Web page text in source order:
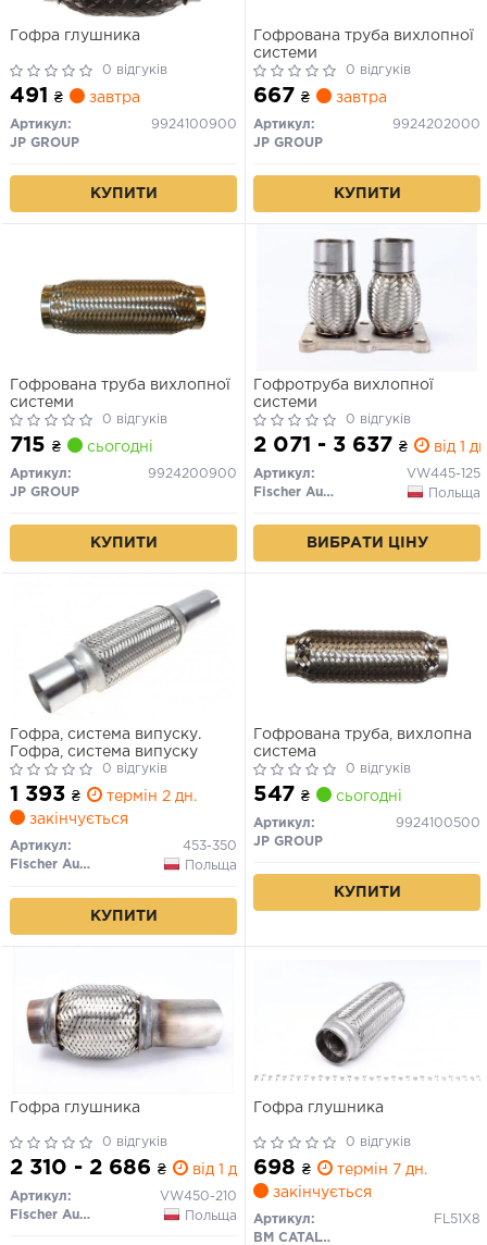
Гофра глушника
0 відгуків
491 ₴ завтра
Артикул:
9924100900
JP GROUP
КУПИТИ
Гофрована труба вихлопної
системи
0 відгуків
667 ₴ завтра
Артикул:
9924202000
JP GROUP
КУПИТИ
Гофрована труба вихлопної
системи
0 відгуків
715 ₴ сьогодні
Артикул:
9924200900
JP GROUP
КУПИТИ
Гофротруба вихлопної
системи
0 відгуків
2 071 - 3 637 ₴ від 1
Артикул:
VW445-125
Fischer Automotive One (FA1)
Польща
ВИБРАТИ ЦІНУ
Гофра, система випуску.
Гофра, система випуску
0 відгуків
1 393 ₴
термін 2 дн.
закінчується
Артикул:
453-350
Fischer Automotive One (FA1)
Польща
КУПИТИ
Гофрована труба, вихлопна
система
0 відгуків
547 ₴ сьогодні
Артикул:
9924100500
JP GROUP
КУПИТИ
Гофра глушника
0 відгуків
2 310 - 2 686 ₴ від 1 дн.
Артикул:
VW450-210
Fischer Automotive One (FA1)
Польща
Гофра глушника
0 відгуків
698 ₴
термін 7 дн.
закінчується
Артикул:
FL51X8
BM CATALYSTS